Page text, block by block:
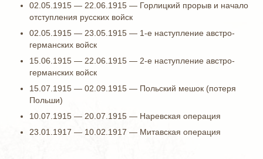
02.05.1915 — 22.06.1915 — Горлицкий прорыв и начало
отступления русских войск
02.05.1915 — 23.05.1915 — 1-е наступление австро-
германских войск
15.06.1915 — 22.06.1915 — 2-е наступление австро-
германских войск
15.07.1915 — 02.09.1915 — Польский мешок (потеря
Польши)
10.07.1915 — 20.07.1915 — Наревская операция
23.01.1917 — 10.02.1917 — Митавская операция